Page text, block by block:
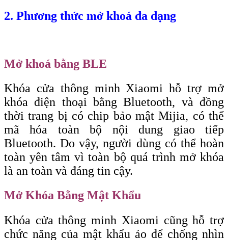
2. Phương thức mở khoá đa dạng
Mở khoá bằng BLE
Khóa cửa thông minh Xiaomi hỗ trợ mở
khóa điện thoại bằng Bluetooth, và đồng
thời trang bị có chip bảo mật Mijia, có thể
mã hóa toàn bộ nội dung giao tiếp
Bluetooth. Do vậy, người dùng có thể hoàn
toàn yên tâm vì toàn bộ quá trình mở khóa
là an toàn và đáng tin cậy.
Mở Khóa Bằng Mật Khẩu
Khóa cửa thông minh Xiaomi cũng hỗ trợ
chức năng của mật khẩu ảo để chống nhìn